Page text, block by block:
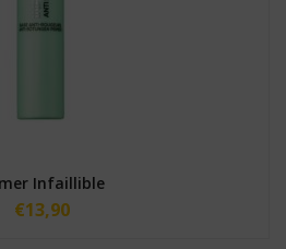
Infaillible
€13,90